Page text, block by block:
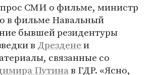
СМИ о фильме, министр
в фильме Навальный
бывшей резидентуры
в Дрезденеи
связанные со
Путинав ГДР. «Ясно,